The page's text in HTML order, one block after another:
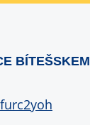
BÍTEŠSKEM